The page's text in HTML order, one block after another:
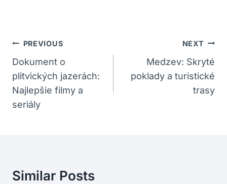
Navigácia
V
Článku
PREVIOUS
Dokument o
plitvických jazerách:
Najlepšie filmy a
seriály
NEXT
Medzev: Skryté
poklady a turistické
trasy
Similar Posts